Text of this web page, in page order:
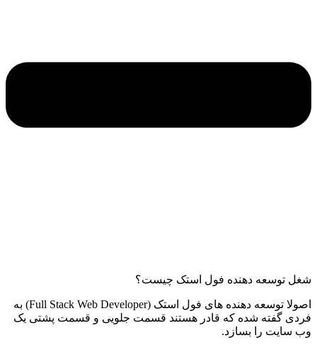
شغل توسعه دهنده فول استک چیست؟
اصولا توسعه دهنده های فول استک (Full Stack Web Developer) به
فردی گفته شده که قادر هستند قسمت جلویی و قسمت پشتی یک
وب سایت را بسازد.